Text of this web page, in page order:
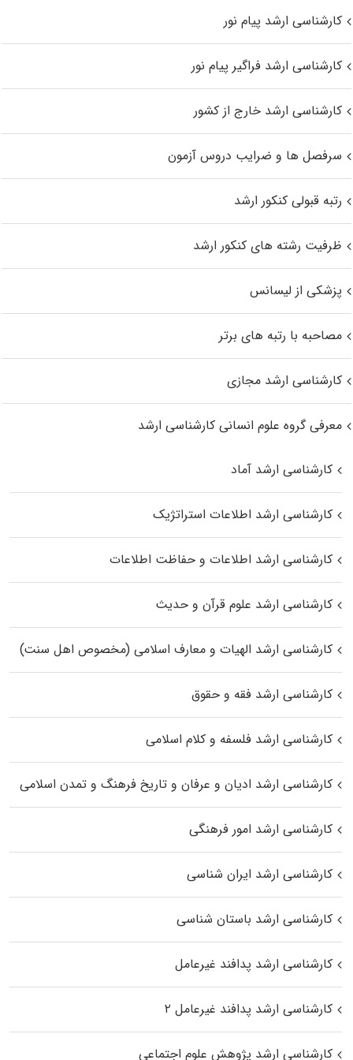
کارشناسی ارشد پیام نور
کارشناسی ارشد فراگیر پیام نور
کارشناسی ارشد خارج از کشور
سرفصل ها و ضرایب دروس آزمون
رتبه قبولی کنکور ارشد
ظرفیت رشته های کنکور ارشد
پزشکی از لیسانس
مصاحبه با رتبه های برتر
کارشناسی ارشد مجازی
معرفی گروه علوم انسانی کارشناسی ارشد
کارشناسی ارشد آماد
کارشناسی ارشد اطلاعات استراتژیک
کارشناسی ارشد اطلاعات و حفاظت اطلاعات
کارشناسی ارشد علوم قرآن و حدیث
کارشناسی ارشد الهیات و معارف اسلامی (مخصوص اهل سنت)
کارشناسی ارشد فقه و حقوق
کارشناسی ارشد فلسفه و کلام اسلامی
کارشناسی ارشد ادیان و عرفان و تاریخ فرهنگ و تمدن اسلامی
کارشناسی ارشد امور فرهنگی
کارشناسی ارشد ایران شناسی
کارشناسی ارشد باستان شناسی
کارشناسی ارشد پدافند غیرعامل
کارشناسی ارشد پدافند غیرعامل ۲
کارشناسی ارشد پژوهش علوم اجتماعی